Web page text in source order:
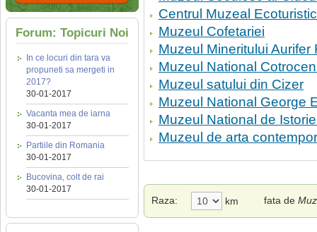
Forum: Topicuri Noi
In ce locuri din tara va
propuneti sa mergeti in
2017?
30-01-2017
Vacanta mea de iarna
30-01-2017
Partiile din Romania
30-01-2017
Bucovina, colt de rai
30-01-2017
Centrul Muzeal
Muzeul Cofetariei
Muzeul Mineritului Aurifer
Muzeul National
Muzeul satului din Cizer
Muzeul National George
Muzeul National de
Muzeul de arta
Raza: km fata de